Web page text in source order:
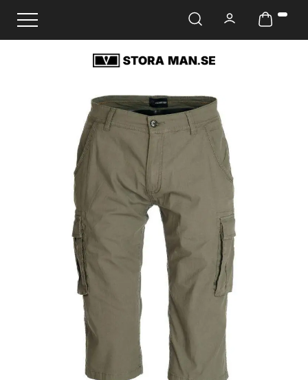
Ändra navigering